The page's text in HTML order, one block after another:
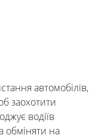
автомобілів,
заохотити
водіїв
обміняти на